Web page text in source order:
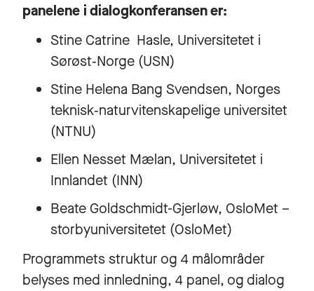
panelene i dialogkonferansen er:
Stine Catrine Hasle, Universitetet i
Sørøst‑Norge (USN)
Stine Helena Bang Svendsen, Norges
teknisk‑naturvitenskapelige universitet
(NTNU)
Ellen Nesset Mælan, Universitetet i
Innlandet (INN)
Beate Goldschmidt-Gjerløw, OsloMet –
storbyuniversitetet (OsloMet)
Programmets struktur og 4 målområder
belyses med innledning, 4 panel, og dialog